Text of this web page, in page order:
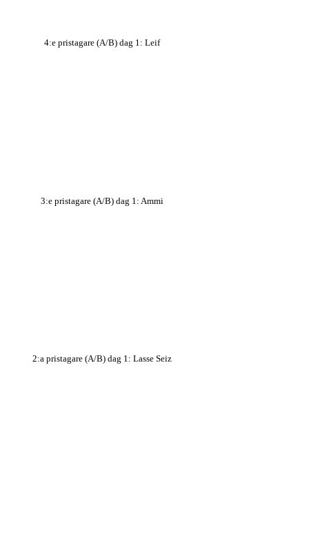
4:e pristagare (A/B) dag 1: Leif
3:e pristagare (A/B) dag 1: Ammi
2:a pristagare (A/B) dag 1: Lasse Seiz